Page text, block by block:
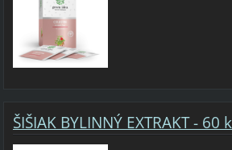
ŠIŠIAK BYLINNÝ EXTRAKT - 60